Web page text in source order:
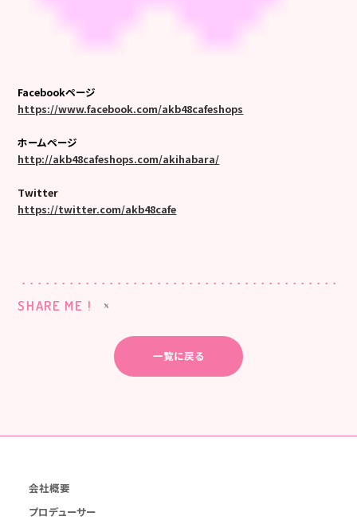
Facebookページ
https://www.facebook.com/akb48cafeshops
ホームページ
http://akb48cafeshops.com/akihabara/
Twitter
https://twitter.com/akb48cafe
SHARE ME !
一覧に戻る
会社概要
プロデューサー